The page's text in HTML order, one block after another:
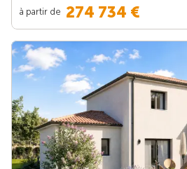
à partir de 274 734 €